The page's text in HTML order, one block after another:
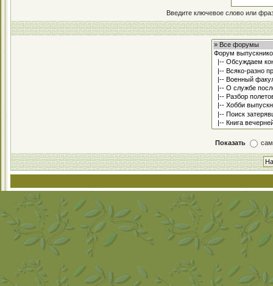
Введите ключевое слово или
Показать